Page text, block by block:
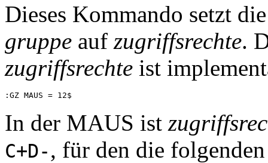
Dieses Kommando setzt
gruppe auf zugriffsrechte.
zugriffsrechte ist
In der MAUS ist
C+D-, für den die